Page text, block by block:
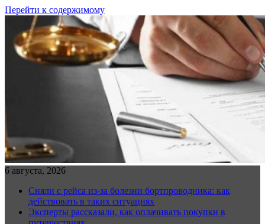
Перейти к содержимому
6 августа, 2026
Сняли с рейса из-за болезни бортпроводника: как
действовать в таких ситуациях
Эксперты рассказали, как оплачивать покупки в